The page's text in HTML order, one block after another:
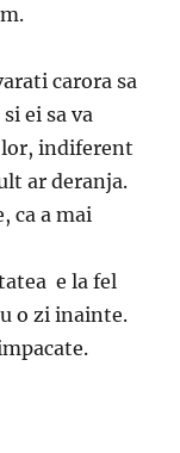
carora sa
ei sa va
lor, indiferent
ar deranja.
ca a mai
e la fel
o zi inainte.